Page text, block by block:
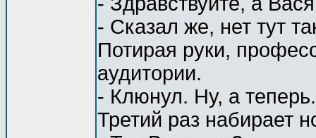
- Сказал же, нет тут
Потирая руки,
аудитории.
- Клюнул. Ну, а
Третий раз набирает